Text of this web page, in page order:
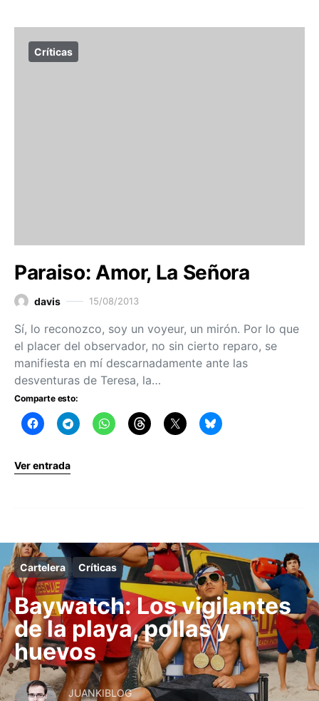
Críticas
Paraiso: Amor, La Señora
davis 15/08/2013
Sí, lo reconozco, soy un voyeur, un mirón. Por lo que
el placer del observador, no sin cierto reparo, se
manifiesta en mí descarnadamente ante las
desventuras de Teresa, la…
Comparte esto:
Ver entrada
Cartelera Críticas
Baywatch: Los vigilantes
de la playa, pollas y
huevos
JUANKIBLOG